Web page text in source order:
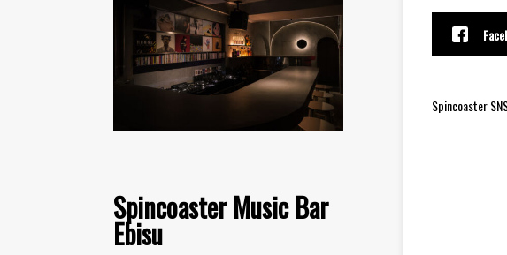
Spincoaster Music Bar
Ebisu
Spincoaster